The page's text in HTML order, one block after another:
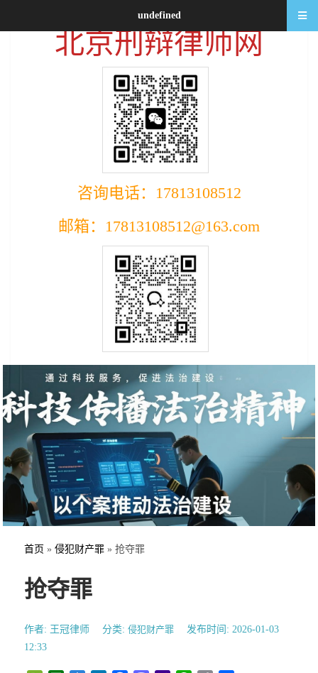
北京刑辩律师网
咨询电话：17813108512
邮箱：17813108512@163.com
首页 »侵犯财产罪 »抢夺罪
抢夺罪
作者: 王冠律师 分类:侵犯财产罪
发布时间: 2026-01-03
12:33
undefined